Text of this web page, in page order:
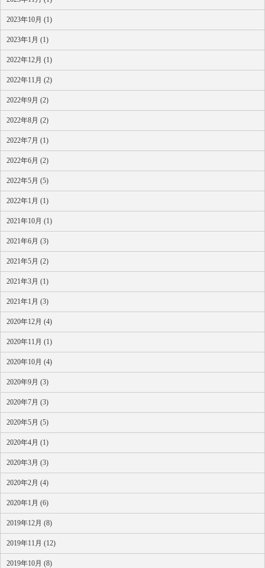
2023年10月 (1)
2023年1月 (1)
2022年12月 (1)
2022年11月 (2)
2022年9月 (2)
2022年8月 (2)
2022年7月 (1)
2022年6月 (2)
2022年5月 (5)
2022年1月 (1)
2021年10月 (1)
2021年6月 (3)
2021年5月 (2)
2021年3月 (1)
2021年1月 (3)
2020年12月 (4)
2020年11月 (1)
2020年10月 (4)
2020年9月 (3)
2020年7月 (3)
2020年5月 (5)
2020年4月 (1)
2020年3月 (3)
2020年2月 (4)
2020年1月 (6)
2019年12月 (8)
2019年11月 (12)
2019年10月 (8)